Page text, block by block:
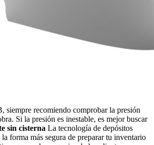
siempre recomiendo comprobar la presión
Si la presión es inestable, es mejor buscar
sin cisterna La tecnología de depósitos
forma más segura de preparar tu inventario